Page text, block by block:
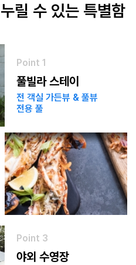
릴 수 있는 특별함
Point 1
풀빌라 스테이
전 객실 가든뷰 & 풀뷰
전용 풀
Point 3
야외 수영장